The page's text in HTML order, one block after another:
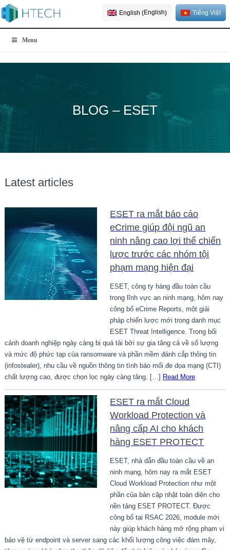
English (English) Tiếng Việt
Menu
BLOG – ESET
Latest articles
ESET ra mắt báo cáo
eCrime giúp đội ngũ an
ninh nâng cao lợi thế chiến
lược trước các nhóm tội
phạm mạng hiện đại
ESET, công ty hàng đầu toàn cầu
trong lĩnh vực an ninh mạng, hôm nay
công bố eCrime Reports, một giải
pháp chiến lược mới trong danh mục
ESET Threat Intelligence. Trong bối
cảnh doanh nghiệp ngày càng bị quá tải bởi sự gia tăng cả về số lượng
và mức độ phức tạp của ransomware và phần mềm đánh cắp thông tin
(infostealer), nhu cầu về nguồn thông tin tình báo mối đe dọa mạng (CTI)
chất lượng cao, được chọn lọc ngày càng tăng. […] Read More
ESET ra mắt Cloud
Workload Protection và
nâng cấp AI cho khách
hàng ESET PROTECT
ESET, nhà dẫn đầu toàn cầu về an
ninh mạng, hôm nay ra mắt ESET
Cloud Workload Protection như một
phần của bản cập nhật toàn diện cho
nền tảng ESET PROTECT. Được
công bố tại RSAC 2026, module mới
này giúp khách hàng mở rộng phạm vi
bảo vệ từ endpoint và server sang các khối lượng công việc đám mây,